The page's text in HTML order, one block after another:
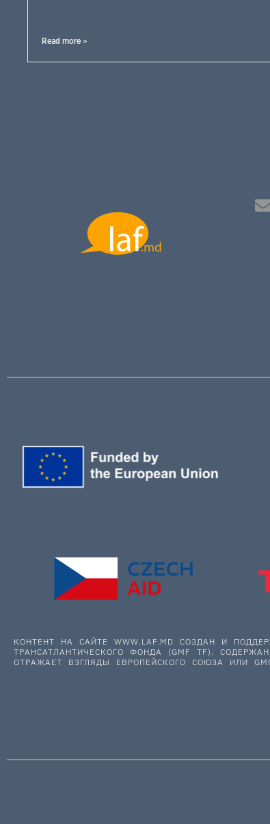
Read more >
КОНТЕНТ НА САЙТЕ WWW.LAF.MD СОЗДАН И
ТРАНСАТЛАНТИЧЕСКОГО ФОНДА (GMF TF).
ОТРАЖАЕТ ВЗГЛЯДЫ ЕВРОПЕЙСКОГО СОЮЗА ИЛИ